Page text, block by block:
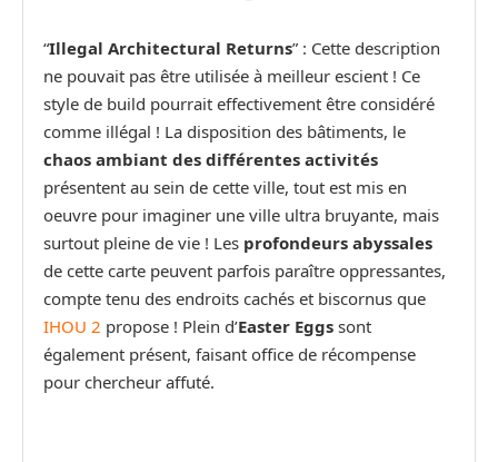
“Illegal Architectural Returns” : Cette description
ne pouvait pas être utilisée à meilleur escient ! Ce
style de build pourrait effectivement être considéré
comme illégal ! La disposition des bâtiments, le
chaos ambiant des différentes activités
présentent au sein de cette ville, tout est mis en
oeuvre pour imaginer une ville ultra bruyante, mais
surtout pleine de vie ! Les profondeurs abyssales
de cette carte peuvent parfois paraître oppressantes,
compte tenu des endroits cachés et biscornus que
IHOU 2 propose ! Plein d’Easter Eggs sont
également présent, faisant office de récompense
pour chercheur affuté.